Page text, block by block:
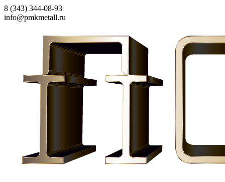
8 (343) 344-08-93
info@pmkmetall.ru